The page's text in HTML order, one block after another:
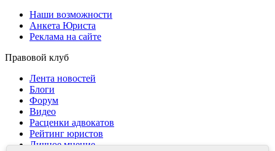
Наши возможности
Анкета Юриста
Реклама на сайте
Правовой клуб
Лента новостей
Блоги
Форум
Видео
Расценки адвокатов
Рейтинг юристов
Личное мнение